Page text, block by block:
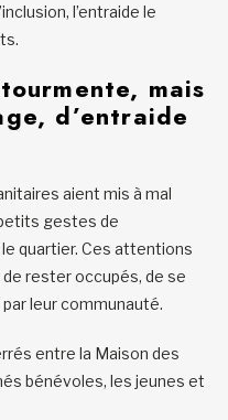
l’entraide le
mais
d’entraide
aient mis à mal
gestes de
quartier. Ces attentions
rester occupés, de se
leur communauté.
entre la Maison des
bénévoles, les jeunes et